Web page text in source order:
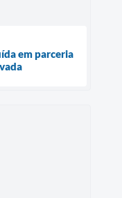
em parceria